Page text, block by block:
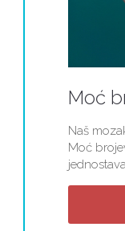
Moć
Naš
Moć